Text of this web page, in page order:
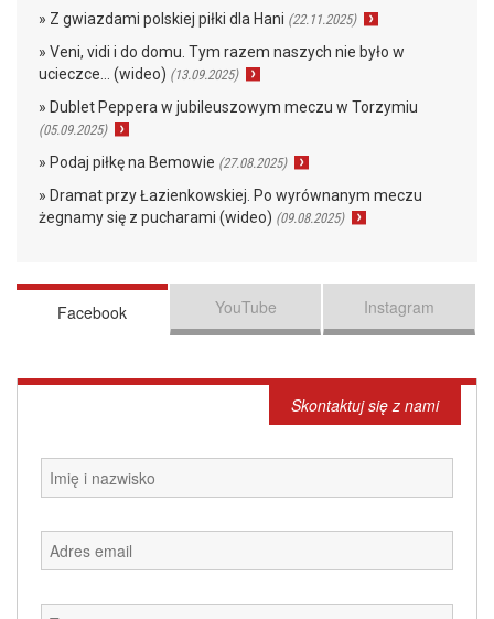
» Z gwiazdami polskiej piłki dla Hani (22.11.2025)
» Veni, vidi i do domu. Tym razem naszych nie było w
ucieczce… (wideo) (13.09.2025)
» Dublet Peppera w jubileuszowym meczu w Torzymiu
(05.09.2025)
» Podaj piłkę na Bemowie (27.08.2025)
» Dramat przy Łazienkowskiej. Po wyrównanym meczu
żegnamy się z pucharami (wideo) (09.08.2025)
Facebook YouTube Instagram
Skontaktuj się z nami